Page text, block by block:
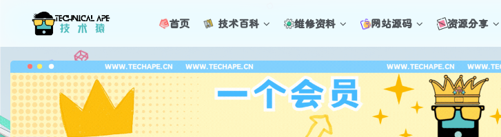
首页 技术百科 维修资料 网站源码 资源分享